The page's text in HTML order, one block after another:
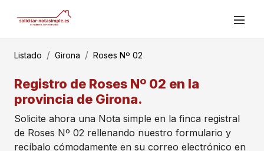
Listado Girona Roses Nº 02
Registro de Roses Nº 02 en la
provincia de Girona.
Solicite ahora una Nota simple en la finca registral
de Roses Nº 02 rellenando nuestro formulario y
recíbalo cómodamente en su correo electrónico en